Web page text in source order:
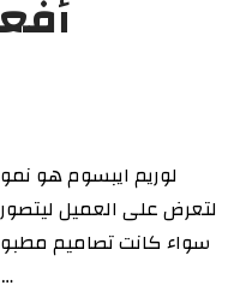
لوريم ايبسوم هو
لتعرض على العميل
سواء كانت تصاميم
المثال … او نماذج مواقع انترنت …